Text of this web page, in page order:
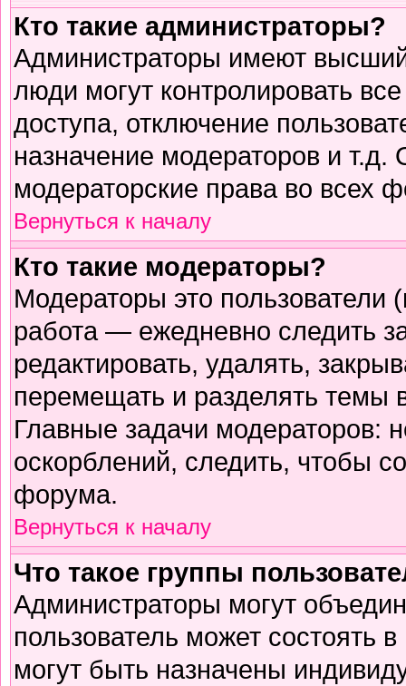
Кто такие администраторы?
Администраторы имеют
люди могут контролировать
доступа, отключение
назначение модераторов и
модераторские права во всех
Вернуться к началу
Кто такие модераторы?
Модераторы это пользователи
работа — ежедневно следить
редактировать, удалять,
перемещать и разделять темы
Главные задачи модераторов:
оскорблений, следить, чтобы
форума.
Вернуться к началу
Что такое группы
Администраторы могут
пользователь может состоять
могут быть назначены